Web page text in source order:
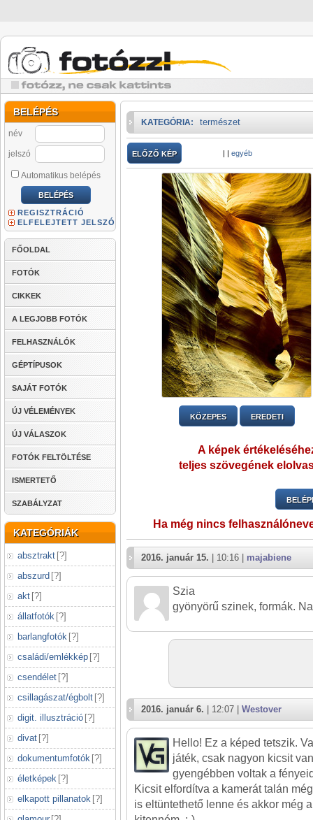
BELÉPÉS
név
jelszó
Automatikus belépés
REGISZTRÁCIÓ
ELFELEJTETT JELSZÓ
FŐOLDAL
FOTÓK
CIKKEK
A LEGJOBB FOTÓK
FELHASZNÁLÓK
GÉPTÍPUSOK
SAJÁT FOTÓK
ÚJ VÉLEMÉNYEK
ÚJ VÁLASZOK
FOTÓK FELTÖLTÉSE
ISMERTETŐ
SZABÁLYZAT
KATEGÓRIÁK
absztrakt [?]
abszurd [?]
akt [?]
állatfotók [?]
barlangfotók [?]
családi/emlékkép [?]
csendélet [?]
csillagászat/égbolt [?]
digit. illusztráció [?]
divat [?]
dokumentumfotók [?]
életképek [?]
elkapott pillanatok [?]
KATEGÓRIA: természet
ELŐZŐ KÉP | | egyéb
KÖZEPES EREDETI
A képek
teljes szövegének
Ha még nincs
2016. január 15. | 10:16 | majabiene
Szia
gyönyörű szinek, formák.
2016. január 6. | 12:07 | Westover
Hello! Ez a képed tetszik.
játék, csak nagyon kicsit
gyengébben voltak a
Kicsit elfordítva a kamerát talán
is eltüntethető lenne és akkor még